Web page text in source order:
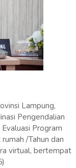
Lampung,
Pengendalian
Program
/Tahun dan
virtual, bertempat